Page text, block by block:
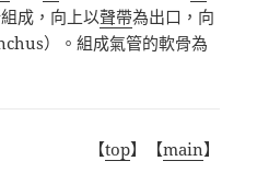
成，向上以聲帶為出口，向
）。組成氣管的軟骨為
【top】【main】